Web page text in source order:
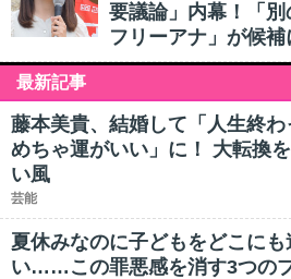
要議論」内幕！「
フリーアナ」が候補
最新記事
藤本美貴、結婚して「人生終
めちゃ運がいい」に！ 大転換
い風
芸能
夏休みなのに子どもをどこに
い……この罪悪感を消す3つの